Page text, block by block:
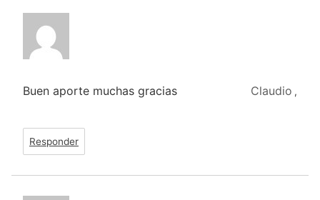
Claudio ,
Buen aporte muchas gracias
Responder